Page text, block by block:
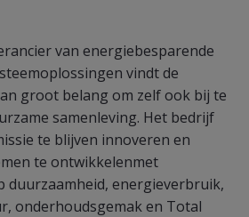
van energiebesparende
vindt de
groot belang om zelf ook bij te
samenleving. Het bedrijf
te blijven innoveren en
te ontwikkelenmet
duurzaamheid, energieverbruik,
onderhoudsgemak en Total